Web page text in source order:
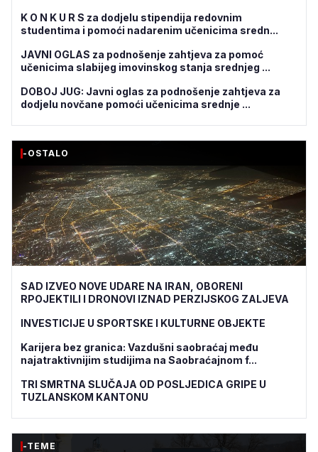
K O N K U R S za dodjelu stipendija redovnim
studentima i pomoći nadarenim učenicima sredn...
JAVNI OGLAS za podnošenje zahtjeva za pomoć
učenicima slabijeg imovinskog stanja srednjeg ...
DOBOJ JUG: Javni oglas za podnošenje zahtjeva za
dodjelu novčane pomoći učenicima srednje ...
-OSTALO
SAD IZVEO NOVE UDARE NA IRAN, OBORENI
RPOJEKTILI I DRONOVI IZNAD PERZIJSKOG ZALJEVA
INVESTICIJE U SPORTSKE I KULTURNE OBJEKTE
Karijera bez granica: Vazdušni saobraćaj među
najatraktivnijim studijima na Saobraćajnom f...
TRI SMRTNA SLUČAJA OD POSLJEDICA GRIPE U
TUZLANSKOM KANTONU
-TEME